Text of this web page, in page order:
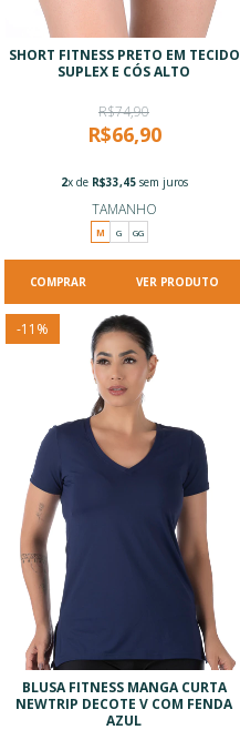
SHORT FITNESS PRETO EM TECIDO
SUPLEX E CÓS ALTO
R$74,90
R$66,90
2x de R$33,45sem juros
TAMANHO
M G GG
VER PRODUTO
-11 %
BLUSA FITNESS MANGA CURTA
NEWTRIP DECOTE V COM FENDA
AZUL